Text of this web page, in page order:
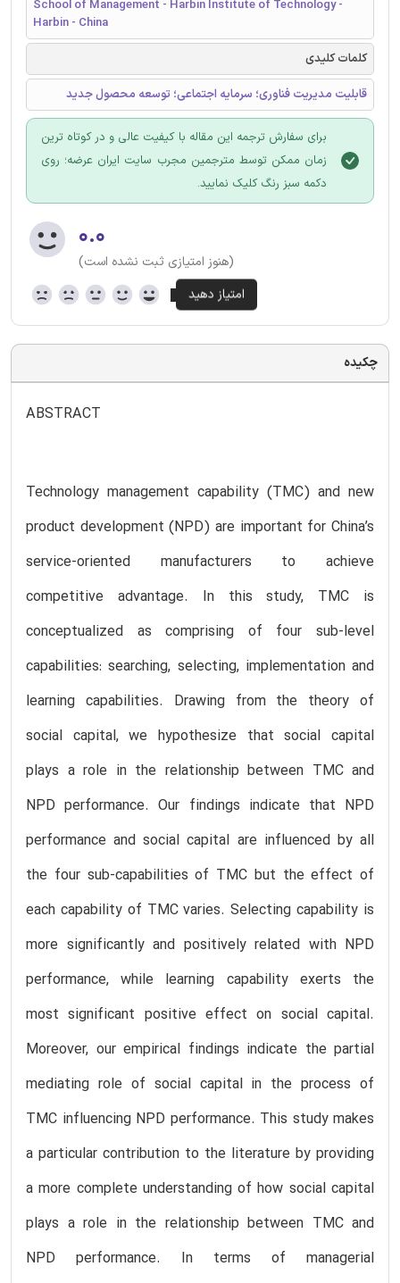
School of Management - Harbin Institute of Technology -
Harbin - China
کلمات کلیدی
قابلیت مدیریت فناوری؛ سرمایه اجتماعی؛ توسعه محصول جدید
برای سفارش ترجمه این مقاله با کیفیت عالی و در کوتاه ترین
زمان ممکن توسط مترجمین مجرب سایت ایران عرضه؛ روی
دکمه سبز رنگ کلیک نمایید.
۰.۰
(هنوز امتیازی ثبت نشده است)
چکیده
ABSTRACT
Technology management capability (TMC) and new
product development (NPD) are important for China’s
service-oriented manufacturers to achieve
competitive advantage. In this study, TMC is
conceptualized as comprising of four sub-level
capabilities: searching, selecting, implementation and
learning capabilities. Drawing from the theory of
social capital, we hypothesize that social capital
plays a role in the relationship between TMC and
NPD performance. Our findings indicate that NPD
performance and social capital are influenced by all
the four sub-capabilities of TMC but the effect of
each capability of TMC varies. Selecting capability is
more significantly and positively related with NPD
performance, while learning capability exerts the
most significant positive effect on social capital.
Moreover, our empirical findings indicate the partial
mediating role of social capital in the process of
TMC influencing NPD performance. This study makes
a particular contribution to the literature by providing
a more complete understanding of how social capital
plays a role in the relationship between TMC and
NPD performance. In terms of managerial